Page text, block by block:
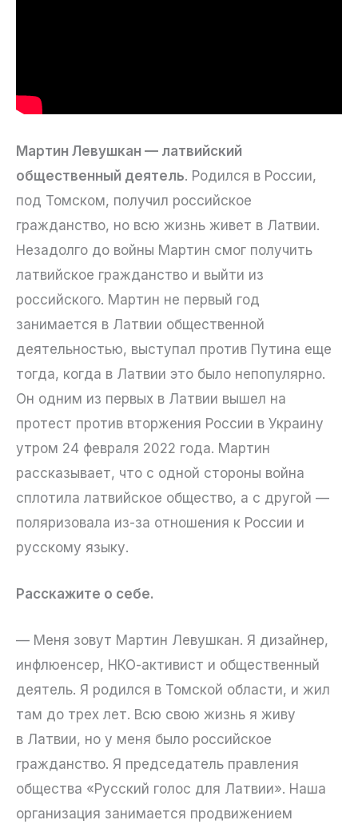
Мартин Левушкан — латвийский
общественный деятель. Родился в России,
под Томском, получил российское
гражданство, но всю жизнь живет в Латвии.
Незадолго до войны Мартин смог получить
латвийское гражданство и выйти из
российского. Мартин не первый год
занимается в Латвии общественной
деятельностью, выступал против Путина еще
тогда, когда в Латвии это было непопулярно.
Он одним из первых в Латвии вышел на
протест против вторжения России в Украину
утром 24 февраля 2022 года. Мартин
рассказывает, что с одной стороны война
сплотила латвийское общество, а с другой —
поляризовала из-за отношения к России и
русскому языку.
Расскажите о себе.
— Меня зовут Мартин Левушкан. Я дизайнер,
инфлюенсер, НКО-активист и общественный
деятель. Я родился в Томской области, и жил
там до трех лет. Всю свою жизнь я живу
в Латвии, но у меня было российское
гражданство. Я председатель правления
общества «Русский голос для Латвии». Наша
организация занимается продвижением